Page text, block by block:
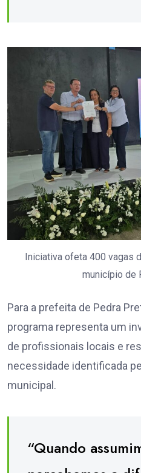
Iniciativa ofeta 400 vagas
município de
Para a prefeita de Pedra
programa representa um
de profissionais locais e
necessidade identificada
municipal.
“Quando